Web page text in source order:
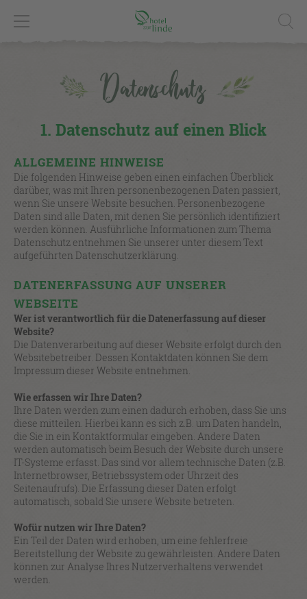
Datenschutz
1. Datenschutz auf einen Blick
ALLGEMEINE HINWEISE
Die folgenden Hinweise geben einen einfachen Überblick
darüber, was mit Ihren personenbezogenen Daten passiert,
wenn Sie unsere Website besuchen. Personenbezogene
Daten sind alle Daten, mit denen Sie persönlich identifiziert
werden können. Ausführliche Informationen zum Thema
Datenschutz entnehmen Sie unserer unter diesem Text
aufgeführten Datenschutzerklärung.
DATENERFASSUNG AUF UNSERER
WEBSEITE
Wer ist verantwortlich für die Datenerfassung auf dieser
Website?
Die Datenverarbeitung auf dieser Website erfolgt durch den
Websitebetreiber. Dessen Kontaktdaten können Sie dem
Impressum dieser Website entnehmen.
Wie erfassen wir Ihre Daten?
Ihre Daten werden zum einen dadurch erhoben, dass Sie uns
diese mitteilen. Hierbei kann es sich z.B. um Daten handeln,
die Sie in ein Kontaktformular eingeben. Andere Daten
werden automatisch beim Besuch der Website durch unsere
IT-Systeme erfasst. Das sind vor allem technische Daten (z.B.
Internetbrowser, Betriebssystem oder Uhrzeit des
Seitenaufrufs). Die Erfassung dieser Daten erfolgt
automatisch, sobald Sie unsere Website betreten.
Wofür nutzen wir Ihre Daten?
Ein Teil der Daten wird erhoben, um eine fehlerfreie
Bereitstellung der Website zu gewährleisten. Andere Daten
können zur Analyse Ihres Nutzerverhaltens verwendet
werden.